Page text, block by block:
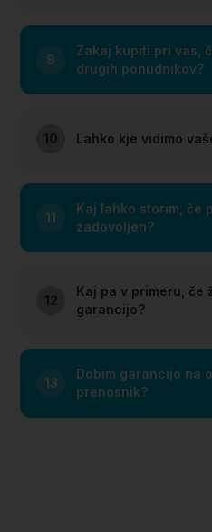
9
Zakaj kupiti pri vas,
drugih ponudnikov?
10 Lahko kje vidimo
11
Kaj lahko storim, če
zadovoljen?
12
Kaj pa v primeru, če
garancijo?
13
Dobim garancijo na
prenosnik?